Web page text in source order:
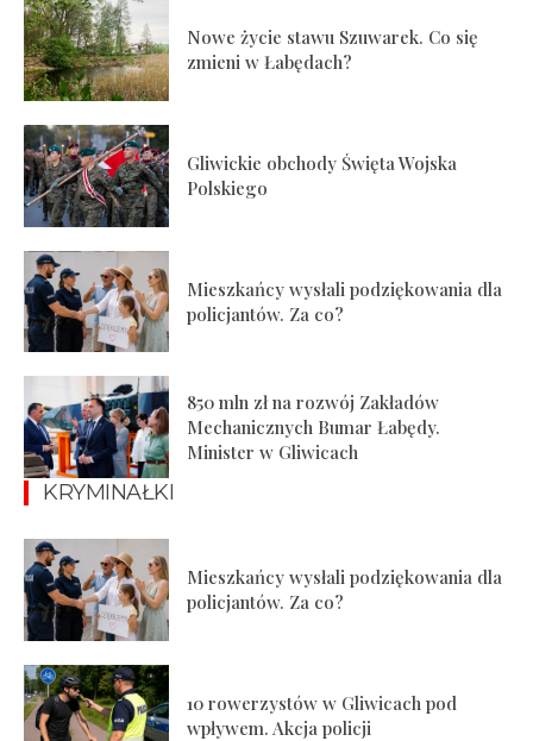
Nowe życie stawu Szuwarek. Co się
zmieni w Łabędach?
Gliwickie obchody Święta Wojska
Polskiego
Mieszkańcy wysłali podziękowania dla
policjantów. Za co?
850 mln zł na rozwój Zakładów
Mechanicznych Bumar Łabędy.
Minister w Gliwicach
KRYMINAŁKI
Mieszkańcy wysłali podziękowania dla
policjantów. Za co?
10 rowerzystów w Gliwicach pod
wpływem. Akcja policji